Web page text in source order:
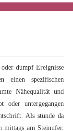
dumpf Ereignisse
spezifischen
Nähequalität und
oder untergegangen
Als stünde da
mittags am Steinufer.